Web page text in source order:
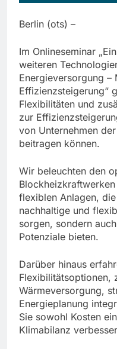
Berlin (ots) –
Im Onlineseminar
weiteren
Energieversorgung –
Effizienzsteigerung“
Flexibilitäten und
zur
von Unternehmen
beitragen können.
Wir beleuchten den
flexiblen Anlagen,
nachhaltige und
sorgen, sondern
Potenziale bieten.
Darüber hinaus
Flexibilitätsoptionen,
Wärmeversorgung,
Energieplanung
Sie sowohl Kosten
Klimabilanz